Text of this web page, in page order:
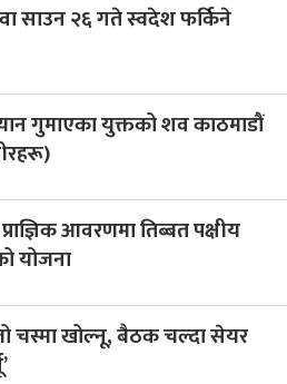
साउन २६ गते स्वदेश फर्किने
गुमाएका युक्तको शव काठमाडौं
प्राज्ञिक आवरणमा तिब्बत पक्षीय
योजना
चस्मा खोल्नू, बैठक चल्दा सेयर